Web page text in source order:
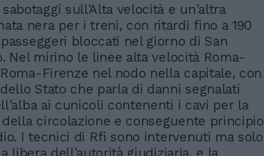
sabotaggi sull'Alta velocità e un'altra
nera per i treni, con ritardi fino a 190
bloccati nel giorno di San
Nel mirino le linee alta velocità Roma-
Firenze nel nodo nella capitale, con
Stato che parla di danni segnalati
ai cunicoli contenenti i cavi per la
circolazione e conseguente principio
I tecnici di Rfi sono intervenuti ma solo